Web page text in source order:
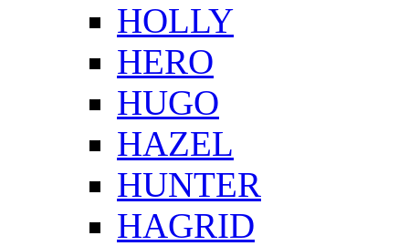
HOLLY
HERO
HUGO
HAZEL
HUNTER
HAGRID